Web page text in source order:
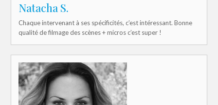
Natacha S.
Chaque intervenant à ses spécificités, c’est intéressant. Bonne
qualité de filmage des scènes + micros c’est super !